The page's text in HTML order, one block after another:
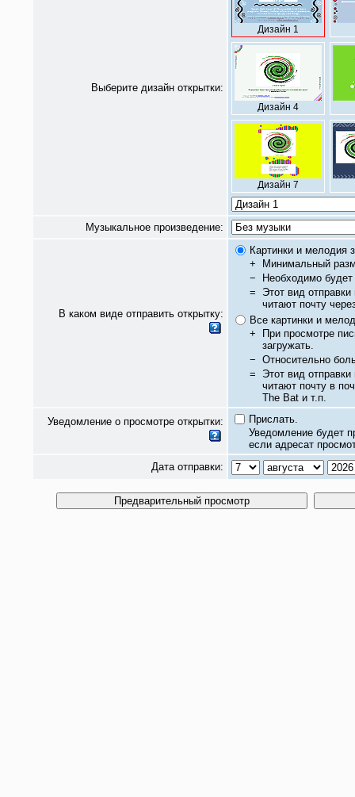
Выберите дизайн открытки:
Дизайн 1
Дизайн 4
Дизайн 7
Музыкальное произведение:
В каком виде отправить открытку:
Картинки и мелодия
+
Минимальный
−
Необходимо будет
= Этот вид
читают почту
Все картинки и
+
При просмотре
загружать.
− Относительно
= Этот вид
читают почту в
The Bat и т.п.
Уведомление о просмотре открытки:
Прислать.
Уведомление будет
если адресат
Дата отправки: